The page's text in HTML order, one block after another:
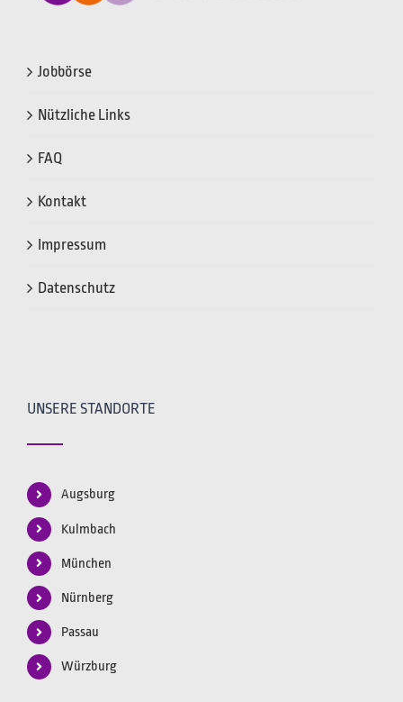
Jobbörse
Nützliche Links
FAQ
Kontakt
Impressum
Datenschutz
UNSERE STANDORTE
Augsburg
Kulmbach
München
Nürnberg
Passau
Würzburg